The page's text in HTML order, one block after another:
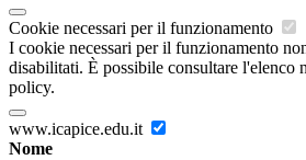
Cookie necessari per il funzionamento
I cookie necessari per il funzionamento
disabilitati. È possibile consultare l'elenco
policy.
www.icapice.edu.it
Nome